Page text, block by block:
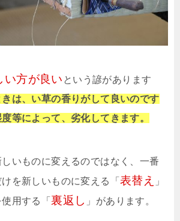
い方が良い という諺があります
は、い草の香りがして良いのです
等によって、劣化してきます。
いものに変えるのではなく、一番
を新しいものに変える「 表替え
」
用する「 裏返し 」があります。